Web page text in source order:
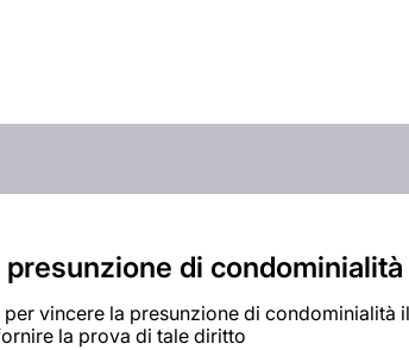
di condominialità
vincere la presunzione di condominialità
la prova di tale diritto